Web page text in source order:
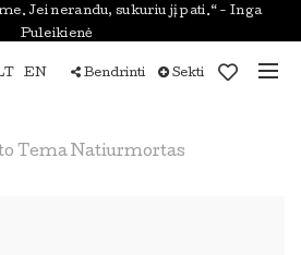
Jei nerandu, sukuriu jį pati.“ - Inga
Puleikienė
EN Bendrinti Sekti
Tema Natiurmortas